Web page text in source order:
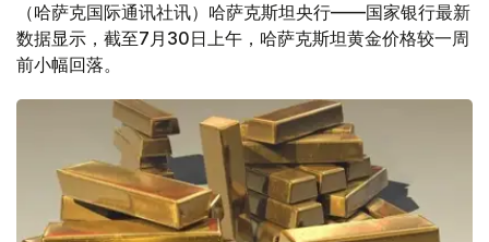
（哈萨克国际通讯社讯）哈萨克斯坦央行——国家银行最新
数据显示，截至7月30日上午，哈萨克斯坦黄金价格较一周
前小幅回落。